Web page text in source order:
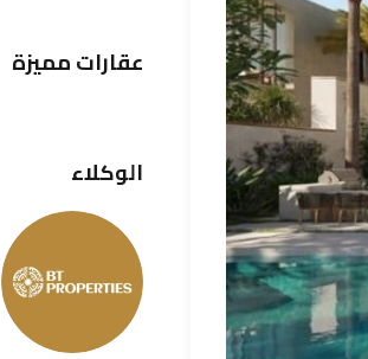
عقارات مميزة
الوكلاء